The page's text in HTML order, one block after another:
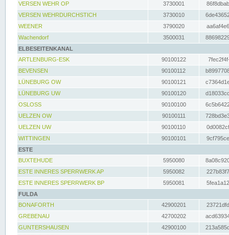
VERSEN WEHR OP
3730001
VERSEN WEHRDURCHSTICH
3730010
WEENER
3790020
Wachendorf
3500031
ELBESEITENKANAL
ARTLENBURG-ESK
90100122
BEVENSEN
90100112
LÜNEBURG OW
90100121
LÜNEBURG UW
90100120
OSLOSS
90100100
UELZEN OW
90100111
UELZEN UW
90100110
WITTINGEN
90100101
ESTE
BUXTEHUDE
5950080
ESTE INNERES SPERRWERK AP
5950082
ESTE INNERES SPERRWERK BP
5950081
FULDA
BONAFORTH
42900201
GREBENAU
42700202
GUNTERSHAUSEN
42900100